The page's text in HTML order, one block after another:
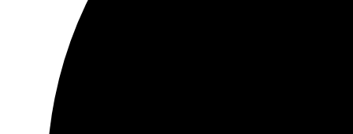
30 dni na zwrot